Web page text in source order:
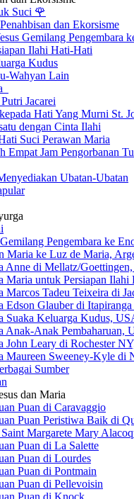
Suci 🌹
dan Ekorsisme
Gemilang Pengembara
Ilahi Hati-Hati
Kudus
Wahyan Lain
Jacarei
Hati Yang Murni St.
dengan Cinta Ilahi
Suci Perawan Maria
Empat Jam Pengorbanan
Ubatan-Ubatan
Gemilang Pengembara ke
Maria ke Luz de Maria,
Anne di Mellatz/Goettingen,
Maria untuk Persiapan Ilahi
Marcos Tadeu Teixeira di
Edson Glauber di
Suaka Keluarga Kudus,
Anak-Anak Pembaharuan,
John Leary di Rochester
Maureen Sweeney-Kyle
Sumber
dan Maria
Puan di Caravaggio
Puan Peristiwa Baik di
Margarete Mary
Puan di La Salette
Puan di Lourdes
Puan di Pontmain
Puan di Pellevoisin
Puan di Knock